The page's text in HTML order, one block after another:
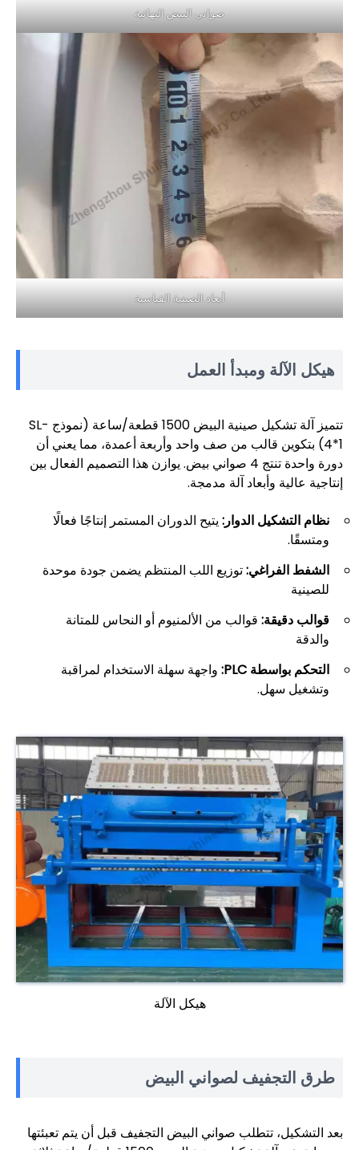
صواني البيض النهائية
أبعاد الصينية القياسية
هيكل الآلة ومبدأ العمل
تتميز آلة تشكيل صينية البيض 1500 قطعة/ساعة (نموذج SL-
4*1) بتكوين قالب من صف واحد وأربعة أعمدة، مما يعني أن
دورة واحدة تنتج 4 صواني بيض. يوازن هذا التصميم الفعال بين
إنتاجية عالية وأبعاد آلة مدمجة.
نظام التشكيل الدوار:يتيح الدوران المستمر إنتاجًا فعالًا
ومتسقًا.
الشفط الفراغي:توزيع اللب المنتظم يضمن جودة موحدة
للصينية
قوالب دقيقة: قوالب من الألمنيوم أو النحاس للمتانة
والدقة
التحكم بواسطة PLC:
واجهة سهلة الاستخدام لمراقبة
وتشغيل سهل.
هيكل الآلة
طرق التجفيف لصواني البيض
بعد التشكيل، تتطلب صواني البيض التجفيف قبل أن يتم تعبئتها